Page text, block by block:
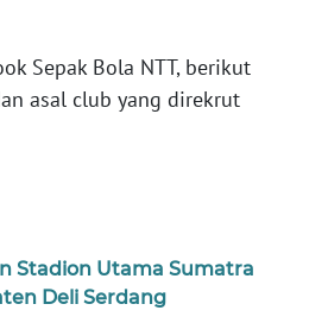
Sepak Bola NTT, berikut
asal club yang direkrut
Stadion Utama Sumatra
Deli Serdang